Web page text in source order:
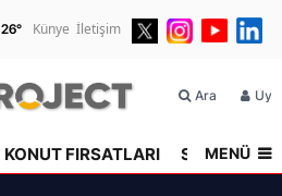
26° Künye İletişim
Ara
KONUT FIRSATLARI SEKTÖR
MENÜ